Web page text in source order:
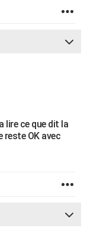
lire ce que dit la
reste OK avec